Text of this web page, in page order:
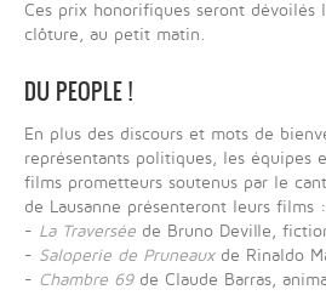
Ces prix honorifiques seront dévoilés
clôture, au petit matin.
DU PEOPLE !
En plus des discours et mots de
représentants politiques, les équipes
films prometteurs soutenus par le
de Lausanne présenteront leurs films :
- La Traversée de Bruno Deville,
- Saloperie de Pruneauxde Rinaldo
- Chambre 69de Claude Barras,